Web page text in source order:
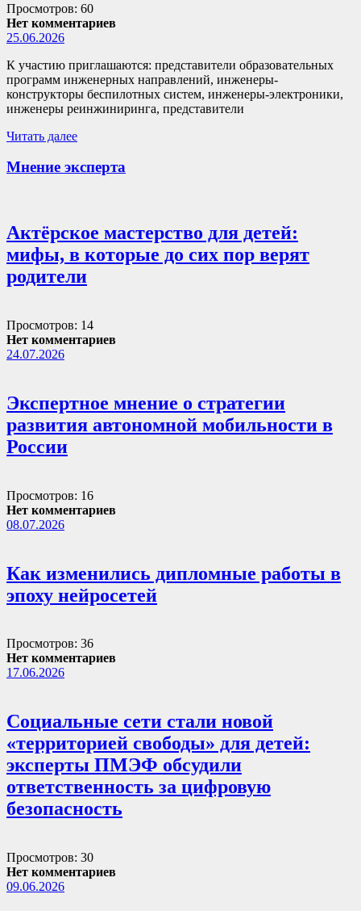
Просмотров: 60
Нет комментариев
25.06.2026
К участию приглашаются: представители образовательных
программ инженерных направлений, инженеры-
конструкторы беспилотных систем, инженеры-электроники,
инженеры реинжиниринга, представители
Читать далее
Мнение эксперта
Актёрское мастерство для детей:
мифы, в которые до сих пор верят
родители
Просмотров: 14
Нет комментариев
24.07.2026
Экспертное мнение о стратегии
развития автономной мобильности в
России
Просмотров: 16
Нет комментариев
08.07.2026
Как изменились дипломные работы в
эпоху нейросетей
Просмотров: 36
Нет комментариев
17.06.2026
Социальные сети стали новой
«территорией свободы» для детей:
эксперты ПМЭФ обсудили
ответственность за цифровую
безопасность
Просмотров: 30
Нет комментариев
09.06.2026